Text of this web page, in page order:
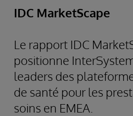
IDC MarketScape
Le rapport IDC
positionne
leaders des
de santé pour les
soins en EMEA.